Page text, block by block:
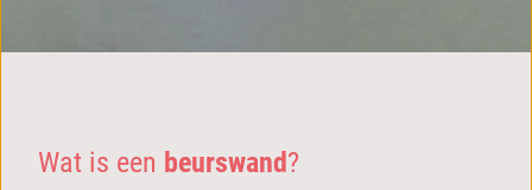
Wat is een beurswand?